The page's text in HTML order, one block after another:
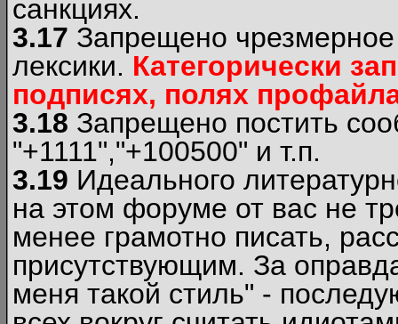
санкциях.
3.17 Запрещено
лексики. Категорически
подписях, полях
3.18 Запрещено постить
"+1111","+100500" и т.п.
3.19 Идеального
на этом форуме от вас не
менее грамотно писать,
присутствующим. За
меня такой стиль" -